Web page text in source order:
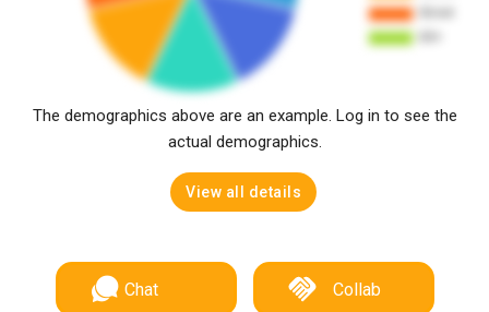
The demographics above are an example. Log in to see the
actual demographics.
View all details
Chat Collab